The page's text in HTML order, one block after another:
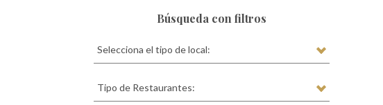
Búsqueda con filtros
Selecciona el tipo de local:
Tipo de Restaurantes: